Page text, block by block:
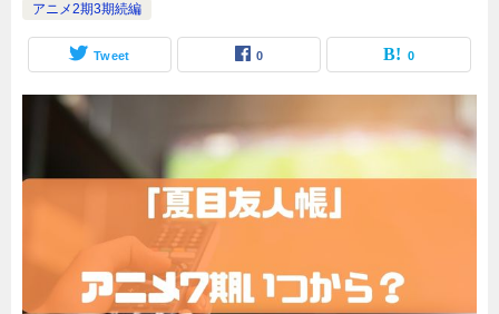
アニメ2期3期続編
Tweet 0 0